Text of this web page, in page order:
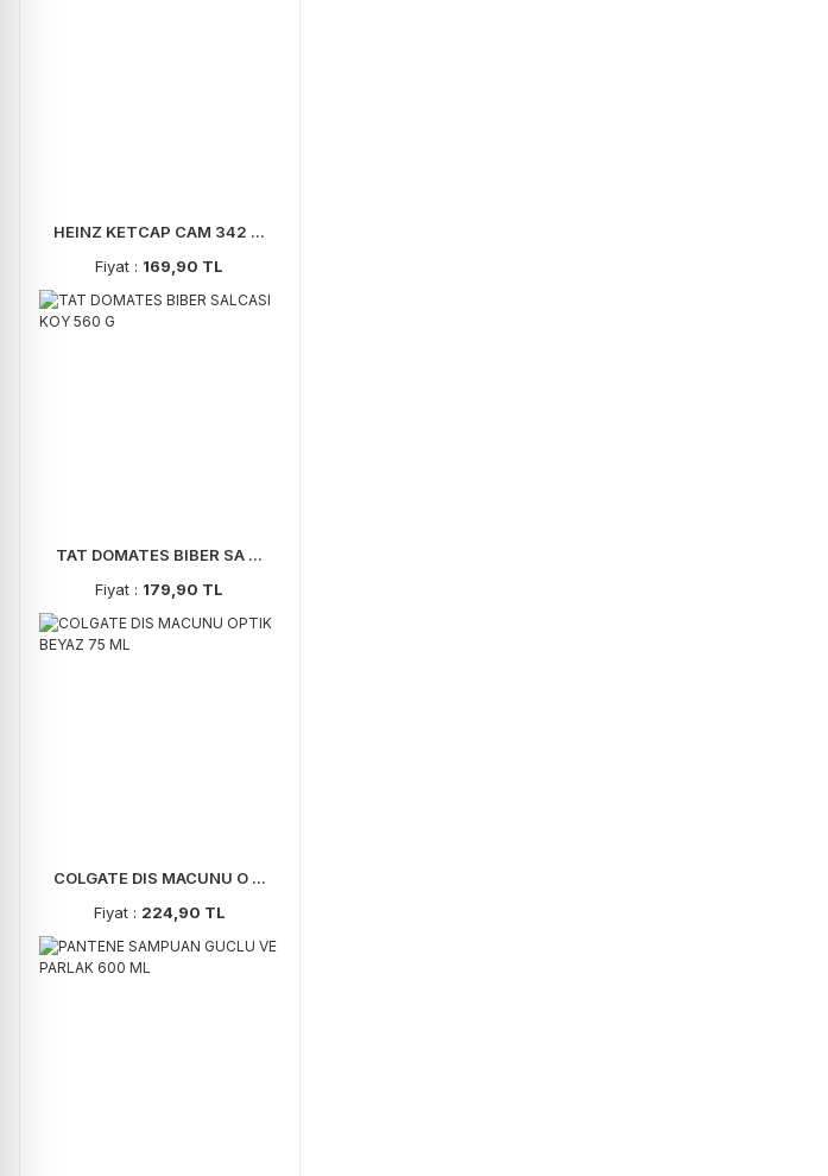
HEINZ KETCAP CAM 342 ...
Fiyat : 169,90 TL
TAT DOMATES BIBER SA ...
Fiyat : 179,90 TL
COLGATE DIS MACUNU O ...
Fiyat : 224,90 TL